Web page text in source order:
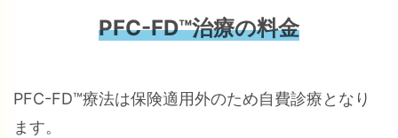
PFC-FD™治療の料金
PFC-FD™療法は保険適用外のため自費診療となり
ます。